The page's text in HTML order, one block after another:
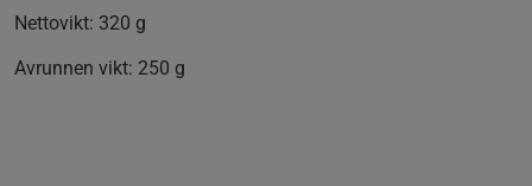
Nettovikt: 320 g
Avrunnen vikt: 250 g